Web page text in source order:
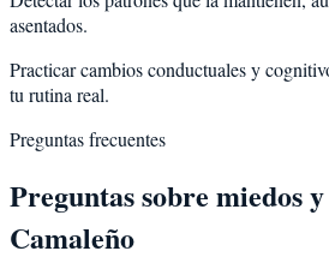
asentados.
Practicar cambios conductuales y
tu rutina real.
Preguntas frecuentes
Preguntas sobre miedos
Camaleño